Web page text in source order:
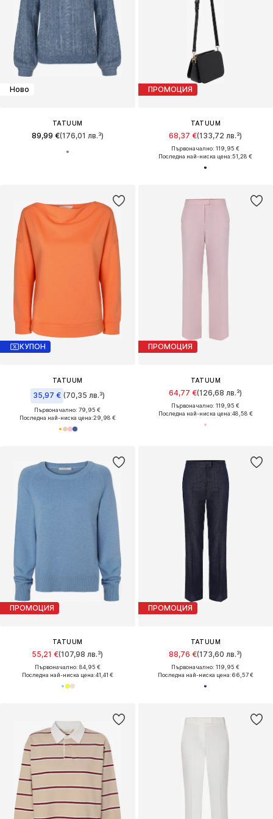
Ново
TATUUM
89,99 €(176,01 лв.³)
ПРОМОЦИЯ
TATUUM
68,37 €(133,72 лв.³)
Първоначално: 119,95 €
Последна най-ниска цена:51,28 €
КУПОН
TATUUM
35,97 € (70,35 лв.³)
Първоначално: 79,95 €
Последна най-ниска цена:29,98 €
ПРОМОЦИЯ
TATUUM
64,77 €(126,68 лв.³)
Първоначално: 119,95 €
Последна най-ниска цена:48,58 €
ПРОМОЦИЯ
TATUUM
55,21 €(107,98 лв.³)
Първоначално: 84,95 €
Последна най-ниска цена:41,41 €
ПРОМОЦИЯ
TATUUM
88,76 €(173,60 лв.³)
Първоначално: 119,95 €
Последна най-ниска цена:66,57 €